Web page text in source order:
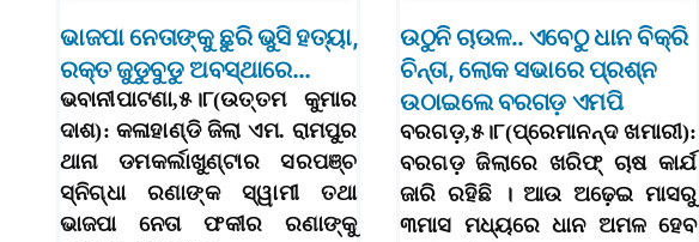
ଭାଜପା ନେତାଙ୍କୁ ଛୁରି ଭୁସି ହତ୍ୟା,
ରକ୍ତ ଜୁଡୁବୁଡୁ ଅବସ୍ଥାରେ…
ଭବାନୀପାଟଣା,୫।୮(ଉତ୍ତମ କୁମାର
ଦାଶ): କଳାହାଣ୍ଡି ଜିଲା ଏମ. ରାମପୁର
ଥାନା ଡମକର୍ଲାଖୁଣ୍ଟାର ସରପଞ୍ଚ
ସ୍ନିଗ୍ଧା ରଣାଙ୍କ ସ୍ୱାମୀ ତଥା
ଭାଜପା ନେତା ଫକୀର ରଣାଙ୍କୁ
ଉଠୁନି ଚାଉଳ.. ଏବେଠୁ ଧାନ ବିକ୍ରି
ଚିନ୍ତା, ଲୋକ ସଭାରେ ପ୍ରଶ୍ନ
ଉଠାଇଲେ ବରଗଡ଼ ଏମପି
ବରଗଡ଼,୫।୮(ପ୍ରେମାନନ୍ଦ ଖମାରୀ):
ବରଗଡ଼ ଜିଲାରେ ଖରିଫ୍‌ ଚାଷ କାର୍ଯ
ଜାରି ରହିଛି । ଆଉ ଅଢ଼େଇ ମାସରୁ
୩ମାସ ମଧ୍ୟରେ ଧାନ ଅମଳ ହେବ